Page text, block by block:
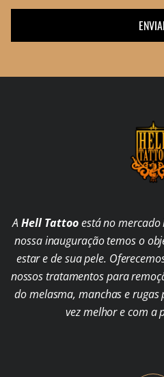
AHell Tattooestá no mercado
nossa inauguração temos o
estar e de sua pele.
nossos tratamentos para
do melasma, manchas e rugas
vez melhor e com a